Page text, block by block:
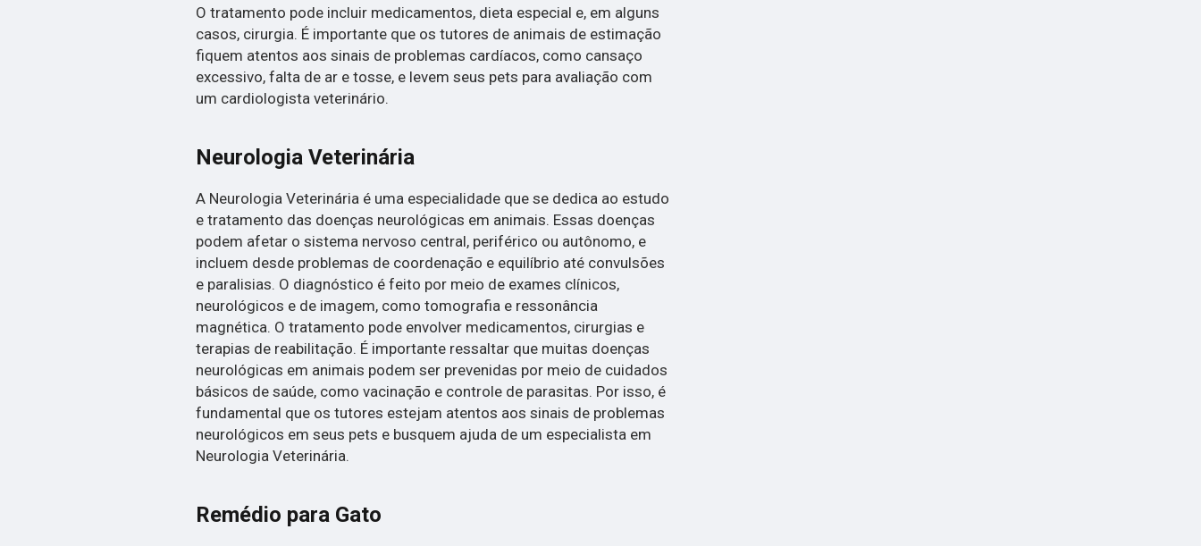
O tratamento pode incluir medicamentos, dieta especial e, em alguns
casos, cirurgia. É importante que os tutores de animais de estimação
fiquem atentos aos sinais de problemas cardíacos, como cansaço
excessivo, falta de ar e tosse, e levem seus pets para avaliação com
um cardiologista veterinário.
Neurologia Veterinária
A Neurologia Veterinária é uma especialidade que se dedica ao estudo
e tratamento das doenças neurológicas em animais. Essas doenças
podem afetar o sistema nervoso central, periférico ou autônomo, e
incluem desde problemas de coordenação e equilíbrio até convulsões
e paralisias. O diagnóstico é feito por meio de exames clínicos,
neurológicos e de imagem, como tomografia e ressonância
magnética. O tratamento pode envolver medicamentos, cirurgias e
terapias de reabilitação. É importante ressaltar que muitas doenças
neurológicas em animais podem ser prevenidas por meio de cuidados
básicos de saúde, como vacinação e controle de parasitas. Por isso, é
fundamental que os tutores estejam atentos aos sinais de problemas
neurológicos em seus pets e busquem ajuda de um especialista em
Neurologia Veterinária.
Remédio para Gato